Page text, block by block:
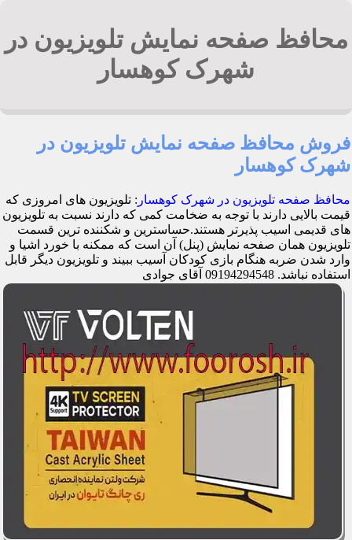
محافظ صفحه نمایش تلویزیون در
شهرک کوهسار
فروش محافظ صفحه نمایش تلویزیون در
شهرک کوهسار
محافظ صفحه تلویزیون در شهرک کوهسار : تلویزیون های امروزی که
قیمت بالایی دارند با توجه به ضخامت کمی که دارند نسبت به تلویزیون
های قدیمی اسیب پذیرتر هستند.حساسترین و شکننده ترین قسمت
تلویزیون همان صفحه نمایش (پنل) آن است که ممکنه با خورد اشیا و
وارد شدن ضربه هنگام بازی کودکان آسیب ببیند و تلویزیون دیگر قابل
استفاده نباشد. 09194294548 آقای جوادی